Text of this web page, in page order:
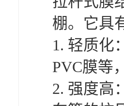
5、环保
源，减少
6、空间
计，充分
率。